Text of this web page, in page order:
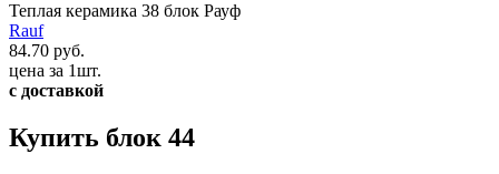
Теплая керамика 38 блок Рауф
Rauf
84.70 руб.
цена за 1шт.
с доставкой
Купить блок 44